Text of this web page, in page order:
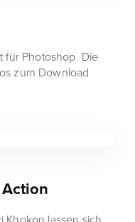
für Photoshop. Die
zum Download